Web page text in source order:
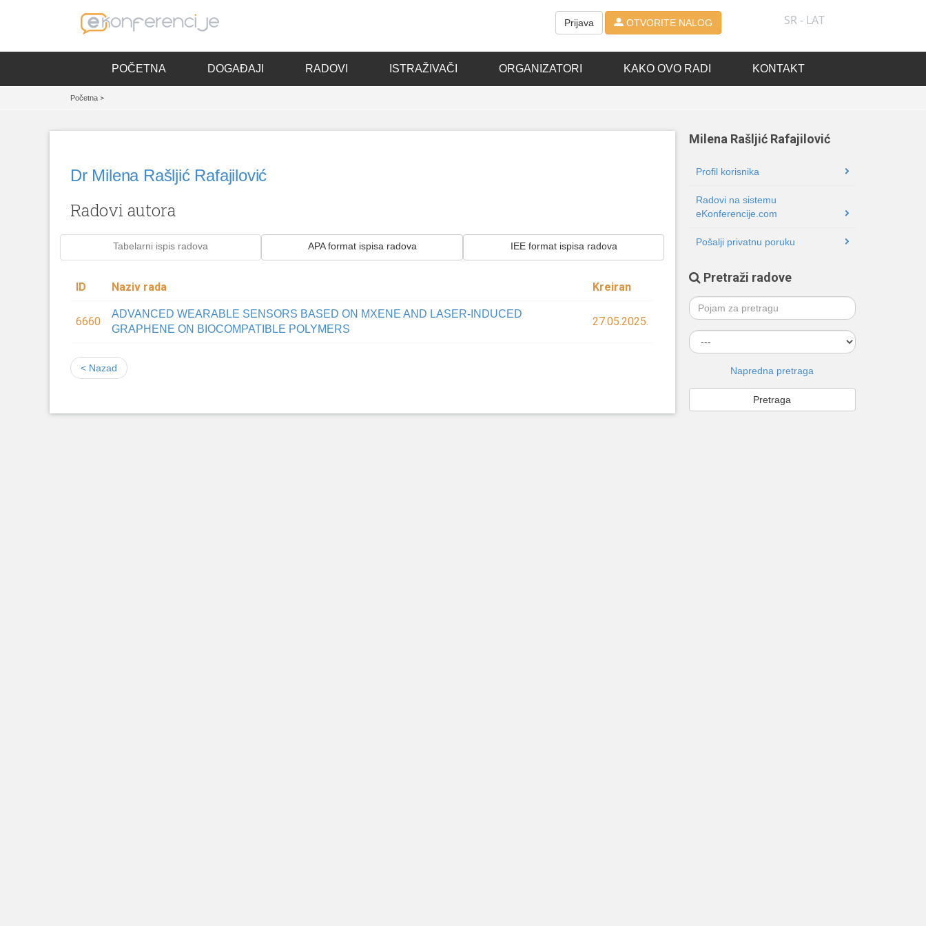
Prijava OTVORITE NALOG SR - LAT
POČETNA DOGAĐAJI RADOVI ISTRAŽIVAČI ORGANIZATORI KAKO OVO RADI KONTAKT
Početna >
Dr Milena Rašljić Rafajilović
Radovi autora
Tabelarni ispis radova APA format ispisa radova IEE format ispisa radova
ID Naziv rada Kreiran
6660
ADVANCED WEARABLE SENSORS BASED ON MXENE AND LASER-INDUCED
GRAPHENE ON BIOCOMPATIBLE POLYMERS
27.05.2025.
< Nazad
Milena Rašljić Rafajilović
Profil korisnika
Radovi na sistemu
eKonferencije.com
Pošalji privatnu poruku
Pretraži radove
Napredna pretraga